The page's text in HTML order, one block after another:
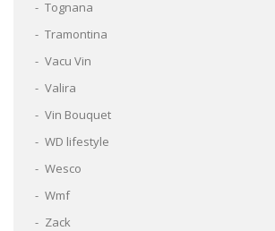
Tognana
Tramontina
Vacu Vin
Valira
Vin Bouquet
WD lifestyle
Wesco
Wmf
Zack